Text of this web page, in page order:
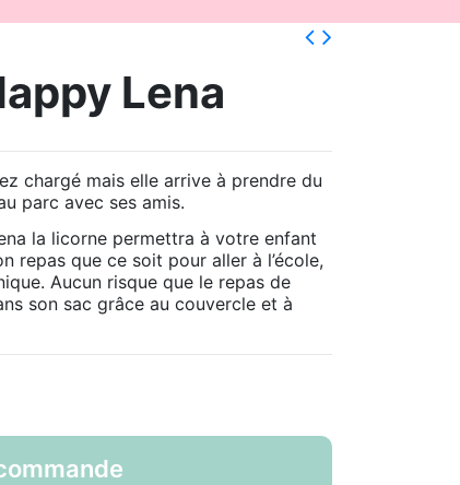
Lena
chargé mais elle arrive à prendre du
parc avec ses amis.
la licorne permettra à votre enfant
repas que ce soit pour aller à l’école,
Aucun risque que le repas de
son sac grâce au couvercle et à